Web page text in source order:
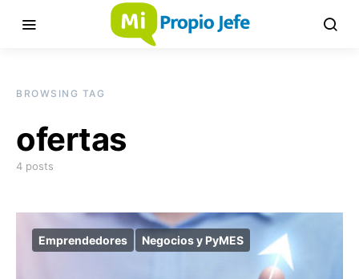
BROWSING TAG
ofertas
4 posts
Emprendedores Negocios y PyMES